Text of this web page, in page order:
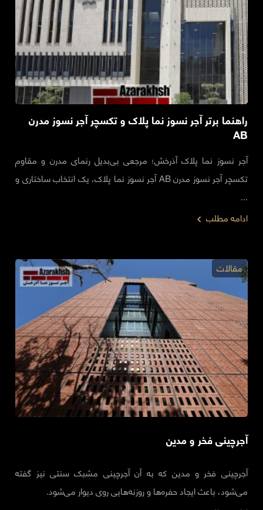
راهنما برتر آجر نسوز نما پلاک و تکسچر آجر نسوز مدرن
AB
آجر نسوز نما پلاک آذرخش؛ مرجعی بی‌بدیل رنمای مدرن و مقاوم
تکسچر آجر نسوز مدرن AB آجر نسوز نما پلاک، یک انتخاب ساختاری و
...
ادامه مطلب
آجرچینی فخر و مدین
آجرچینی فخر و مدین که به آن آجرچینی مشبک سنتی نیز گفته
می‌شود، باعث ایجاد حفره‌ها و روزنه‌هایی روی دیوار می‌شود.
مقالات